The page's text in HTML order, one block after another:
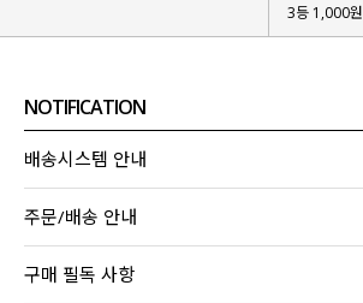
3등 1,000원
NOTIFICATION
배송시스템 안내
주문/배송 안내
구매 필독 사항